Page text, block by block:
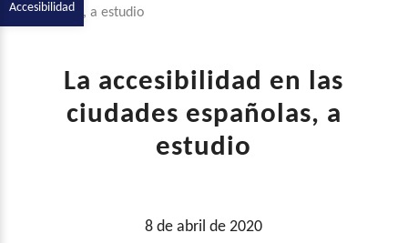
Accesibilidad
españolas, a estudio
La accesibilidad en las
ciudades españolas, a
estudio
8 de abril de 2020